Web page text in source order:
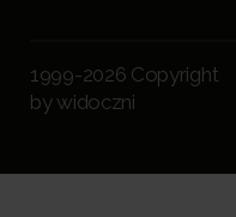
1999-2026 Copyright
by widoczni